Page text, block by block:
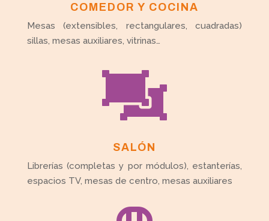
COMEDOR Y COCINA
Mesas (extensibles, rectangulares, cuadradas)
sillas, mesas auxiliares, vitrinas…

SALÓN
Librerías (completas y por módulos), estanterías,
espacios TV, mesas de centro, mesas auxiliares